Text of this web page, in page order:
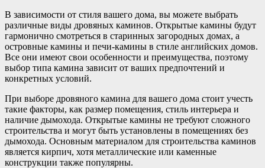
В зависимости от стиля вашего дома, вы можете выбрать
различные виды дровяных каминов. Открытые камины будут
гармонично смотреться в старинных загородных домах, а
островные камины и печи-камины в стиле английских домов.
Все они имеют свои особенности и преимущества, поэтому
выбор типа камина зависит от ваших предпочтений и
конкретных условий.
При выборе дровяного камина для вашего дома стоит учесть
такие факторы, как размер помещения, стиль интерьера и
наличие дымохода. Открытые камины не требуют сложного
строительства и могут быть установлены в помещениях без
дымохода. Основным материалом для строительства каминов
является кирпич, хотя металлические или каменные
конструкции также популярны.